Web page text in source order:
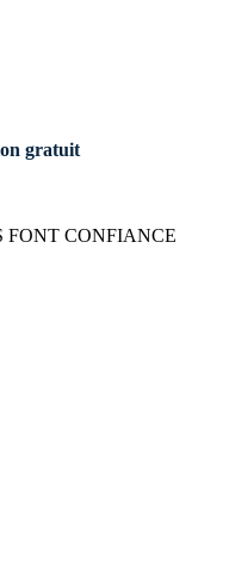
gratuit
CONFIANCE